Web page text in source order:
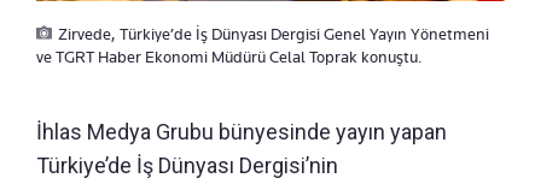
Zirvede, Türkiye’de İş Dünyası Dergisi Genel Yayın Yönetmeni
ve TGRT Haber Ekonomi Müdürü Celal Toprak konuştu.
İhlas Medya Grubu bünyesinde yayın yapan
Türkiye’de İş Dünyası Dergisi’nin